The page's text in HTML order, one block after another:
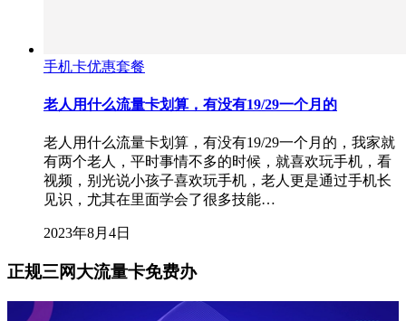
手机卡优惠套餐
老人用什么流量卡划算，有没有19/29一个月的
老人用什么流量卡划算，有没有19/29一个月的，我家就
有两个老人，平时事情不多的时候，就喜欢玩手机，看
视频，别光说小孩子喜欢玩手机，老人更是通过手机长
见识，尤其在里面学会了很多技能…
2023年8月4日
正规三网大流量卡免费办